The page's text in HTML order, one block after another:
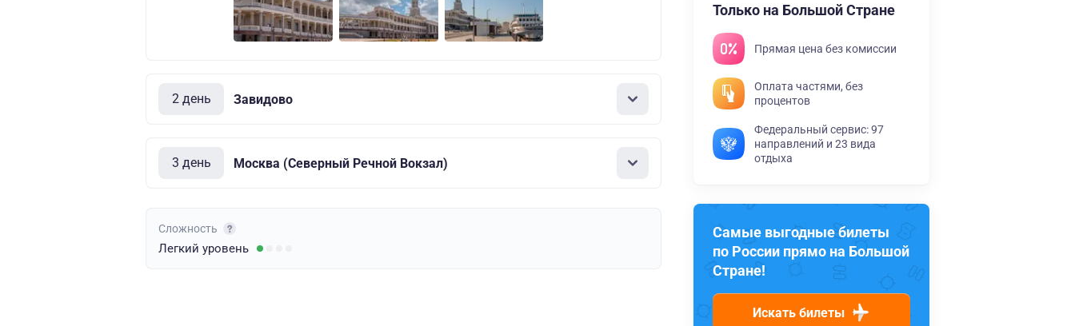
2 день Завидово
3 день Москва (Северный Речной Вокзал)
Сложность
Легкий уровень
Только на Большой Стране
Прямая цена без комиссии
Оплата частями, без
процентов
Федеральный сервис: 97
направлений и 23 вида
отдыха
Самые выгодные билеты
по России прямо на Большой
Стране!
Искать билеты